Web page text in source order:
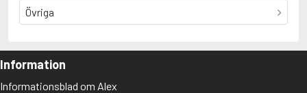
Övriga
Information
Informationsblad om Alex